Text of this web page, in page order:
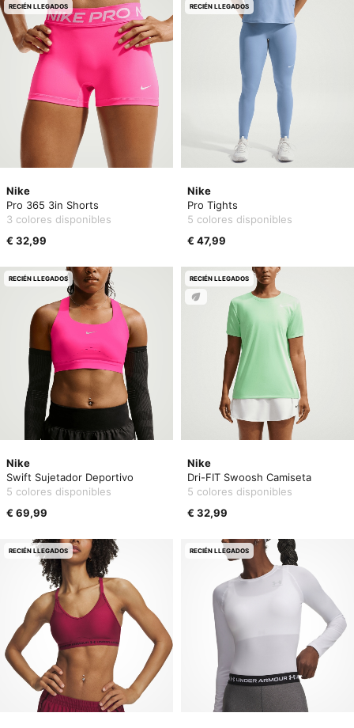
Nike
Pro 365 3in Shorts
3 colores disponibles
€ 32,99
RECIÉN LLEGADOS
Nike
Pro Tights
5 colores disponibles
€ 47,99
RECIÉN LLEGADOS
Nike
Swift Sujetador Deportivo
5 colores disponibles
€ 69,99
RECIÉN LLEGADOS
Nike
Dri-FIT Swoosh Camiseta
5 colores disponibles
€ 32,99
RECIÉN LLEGADOS
RECIÉN LLEGADOS RECIÉN LLEGADOS